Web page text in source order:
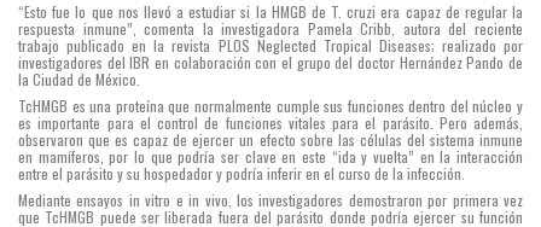
“Esto fue lo que nos llevó a estudiar si la HMGB de T. cruzi era capaz de regular la
respuesta inmune”, comenta la investigadora Pamela Cribb, autora del reciente
trabajo publicado en la revista PLOS Neglected Tropical Diseases; realizado por
investigadores del IBR en colaboración con el grupo del doctor Hernández Pando de
la Ciudad de México.
TcHMGB es una proteína que normalmente cumple sus funciones dentro del núcleo y
es importante para el control de funciones vitales para el parásito. Pero además,
observaron que es capaz de ejercer un efecto sobre las células del sistema inmune
en mamíferos, por lo que podría ser clave en este “ida y vuelta” en la interacción
entre el parásito y su hospedador y podría inferir en el curso de la infección.
Mediante ensayos in vitro e in vivo, los investigadores demostraron por primera vez
que TcHMGB puede ser liberada fuera del parásito donde podría ejercer su función